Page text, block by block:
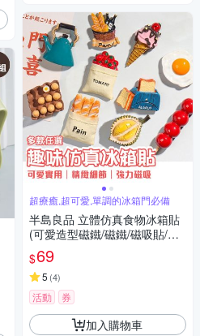
超療癒,超可愛,單調的冰箱門必備
半島良品 立體仿真食物冰箱貼
(可愛造型磁鐵/磁鐵/磁吸貼/麵
包/水果/點心/冰淇淋)
$69
5 (4)
活動 券
加入購物車